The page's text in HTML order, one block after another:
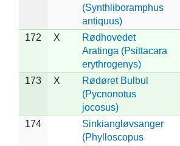
(Synthliboramphus
antiquus)
172 X
Rødhovedet
Aratinga (Psittacara
erythrogenys)
173
X
Rødøret Bulbul
(Pycnonotus
jocosus)
174
Sinkiangløvsanger
(Phylloscopus